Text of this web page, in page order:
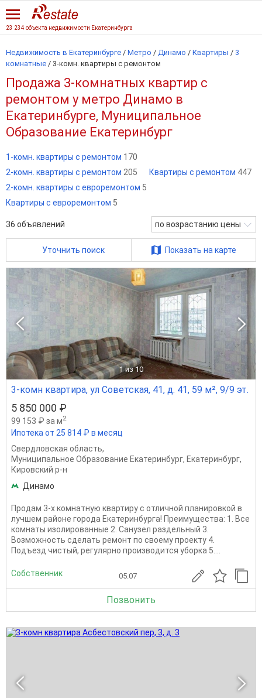
23 234 объекта недвижимости Екатеринбурга
Недвижимость в Екатеринбурге / Метро / Динамо / Квартиры / 3
комнатные / 3-комн. квартиры с ремонтом
Продажа 3-комнатных квартир с
ремонтом у метро Динамо в
Екатеринбурге, Муниципальное
Образование Екатеринбург
1-комн. квартиры с ремонтом 170
2-комн. квартиры с ремонтом 205 Квартиры с ремонтом 447
2-комн. квартиры с евроремонтом 5
Квартиры с евроремонтом 5
36 объявлений по возрастанию цены
Уточнить поиск Показать на карте
1 из 10
3-комн квартира, ул Советская, 41, д. 41, 59 м², 9/9 эт.
5 850 000 ₽
99 153 ₽ за м2
Ипотека от 25 814 ₽ в месяц
Свердловская область,
Муниципальное Образование Екатеринбург, Екатеринбург,
Кировский р-н
Динамо
Продам 3-х комнатную квартиру с отличной планировкой в
лучшем районе города Екатеринбурга! Преимущества: 1. Все
комнаты изолированные 2. Санузел раздельный 3.
Возможность сделать ремонт по своему проекту 4.
Подъезд чистый, регулярно производится уборка 5....
Собственник 05.07
Позвонить